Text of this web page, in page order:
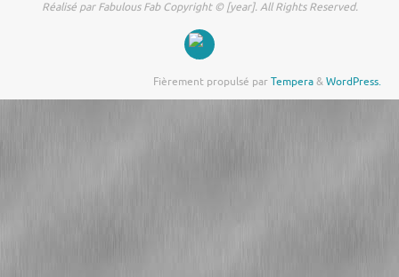
Réalisé par Fabulous Fab Copyright © [year]. All Rights Reserved.
Fièrement propulsé parTempera&WordPress.